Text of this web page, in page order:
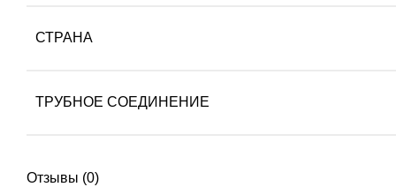
СТРАНА
ТРУБНОЕ СОЕДИНЕНИЕ
Отзывы (0)